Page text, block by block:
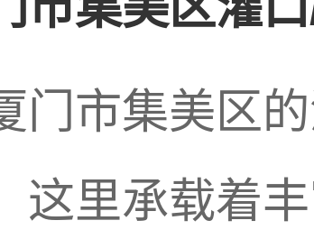
放松休闲。
般涌现，竞争
门市集美区
这里承载着